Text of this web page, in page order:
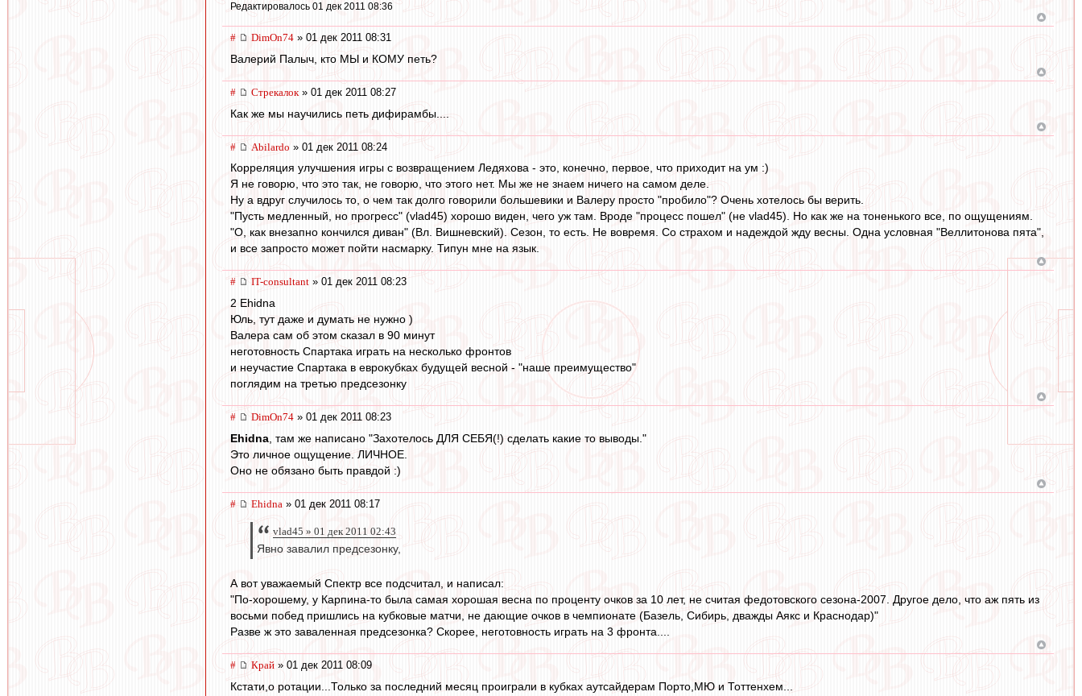
Редактировалось 01 дек 2011 08:36
# DimOn74 » 01 дек 2011 08:31
Валерий Палыч, кто МЫ и КОМУ петь?
# Стрекалок» 01 дек 2011 08:27
Как же мы научились петь дифирамбы....
# Abilardo » 01 дек 2011 08:24
Корреляция улучшения игры с возвращением Ледяхова - это, конечно, первое, что приходит на ум :)
Я не говорю, что это так, не говорю, что этого нет. Мы же не знаем ничего на самом деле.
Ну а вдруг случилось то, о чем так долго говорили большевики и Валеру просто "пробило"? Очень хотелось бы верить.
"Пусть медленный, но прогресс" (vlad45) хорошо виден, чего уж там. Вроде "процесс пошел" (не vlad45). Но как же на тоненького все, по ощущениям.
"О, как внезапно кончился диван" (Вл. Вишневский). Сезон, то есть. Не вовремя. Со страхом и надеждой жду весны. Одна условная "Веллитонова пята",
и все запросто может пойти насмарку. Типун мне на язык.
# IT-consultant » 01 дек 2011 08:23
2 Ehidna
Юль, тут даже и думать не нужно )
Валера сам об этом сказал в 90 минут
неготовность Спартака играть на несколько фронтов
и неучастие Спартака в еврокубках будущей весной - "наше преимущество"
поглядим на третью предсезонку
# DimOn74 » 01 дек 2011 08:23
Ehidna , там же написано "Захотелось ДЛЯ СЕБЯ(!) сделать какие то выводы."
Это личное ощущение. ЛИЧНОЕ.
Оно не обязано быть правдой :)
# Ehidna » 01 дек 2011 08:17
vlad45 » 01 дек 2011 02:43
Явно завалил предсезонку,
А вот уважаемый Спектр все подсчитал, и написал:
"По-хорошему, у Карпина-то была самая хорошая весна по проценту очков за 10 лет, не считая федотовского сезона-2007. Другое дело, что аж пять из
восьми побед пришлись на кубковые матчи, не дающие очков в чемпионате (Базель, Сибирь, дважды Аякс и Краснодар)"
Разве ж это заваленная предсезонка? Скорее, неготовность играть на 3 фронта....
# Край » 01 дек 2011 08:09
Кстати,о ротации...Только за последний месяц проиграли в кубках аутсайдерам Порто,МЮ и Тоттенхем...